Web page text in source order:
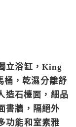
立浴缸，King
桶，乾濕分離舒
造石檯面，細品
書牆，隔絕外
功能和室素雅